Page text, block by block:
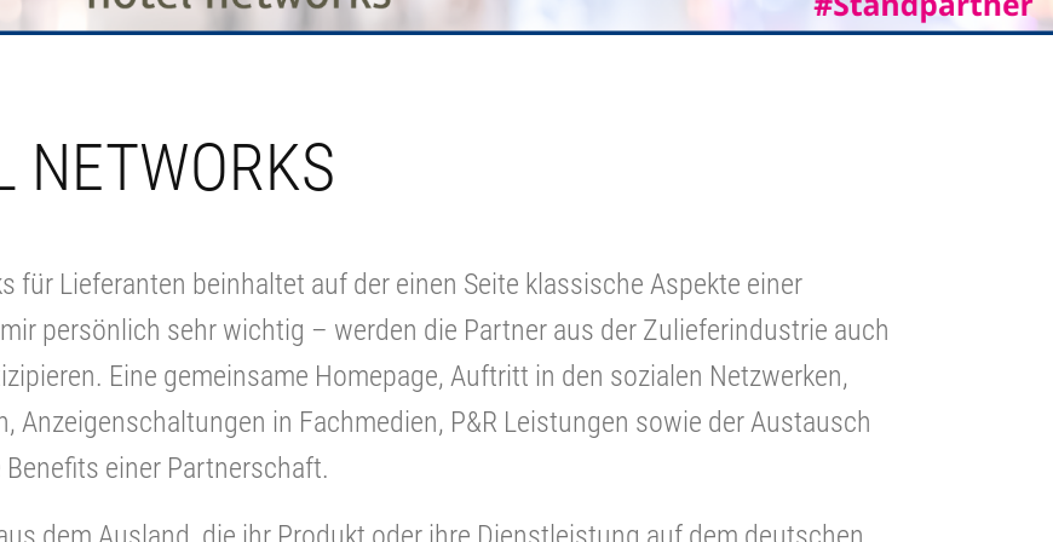
NETWORKS
für Lieferanten beinhaltet auf der einen Seite klassische Aspekte einer
persönlich sehr wichtig – werden die Partner aus der Zulieferindustrie auch
Eine gemeinsame Homepage, Auftritt in den sozialen Netzwerken,
Anzeigenschaltungen in Fachmedien, P&R Leistungen sowie der Austausch
einer Partnerschaft.